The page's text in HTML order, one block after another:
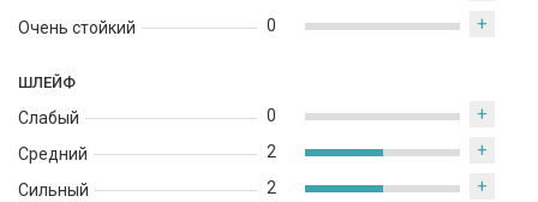
Очень стойкий
0 +
ШЛЕЙФ
Слабый
Средний
Сильный
0 +
2 +
2 +